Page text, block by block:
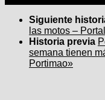
Siguiente
las motos –
Historia previa
semana tienen
Portimao»